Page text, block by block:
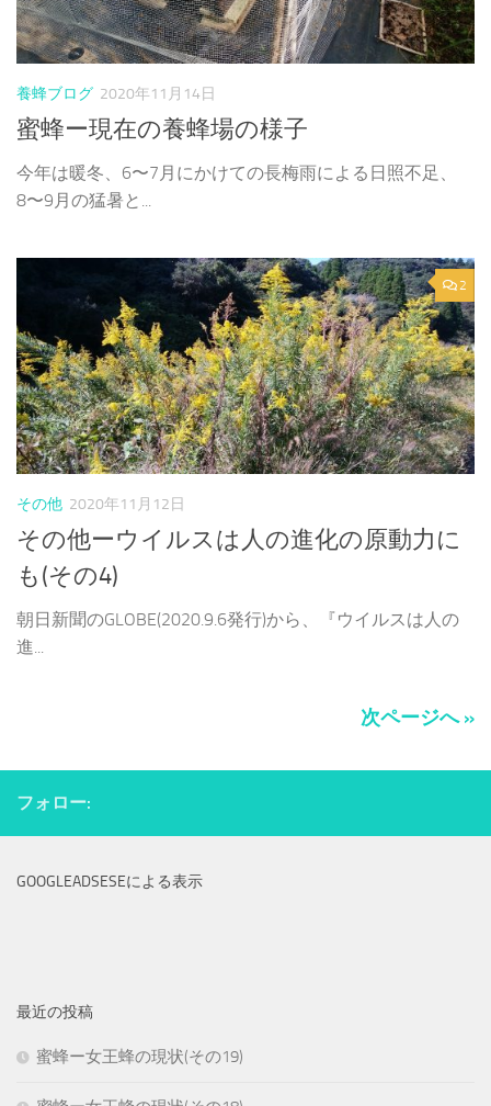
養蜂ブログ 2020年11月14日
蜜蜂ー現在の養蜂場の様子
今年は暖冬、6〜7月にかけての長梅雨による日照不足、
8〜9月の猛暑と...
2
その他 2020年11月12日
その他ーウイルスは人の進化の原動力に
も(その4)
朝日新聞のGLOBE(2020.9.6発行)から、『ウイルスは人の
進...
次ページへ »
フォロー:
GOOGLEADSESEによる表示
最近の投稿
蜜蜂ー女王蜂の現状(その19)